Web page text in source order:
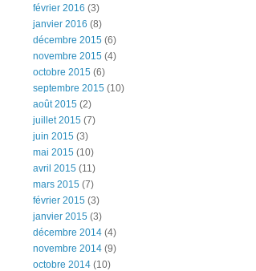
février 2016 (3)
janvier 2016 (8)
décembre 2015 (6)
novembre 2015 (4)
octobre 2015 (6)
septembre 2015 (10)
août 2015 (2)
juillet 2015 (7)
juin 2015 (3)
mai 2015 (10)
avril 2015 (11)
mars 2015 (7)
février 2015 (3)
janvier 2015 (3)
décembre 2014 (4)
novembre 2014 (9)
octobre 2014 (10)